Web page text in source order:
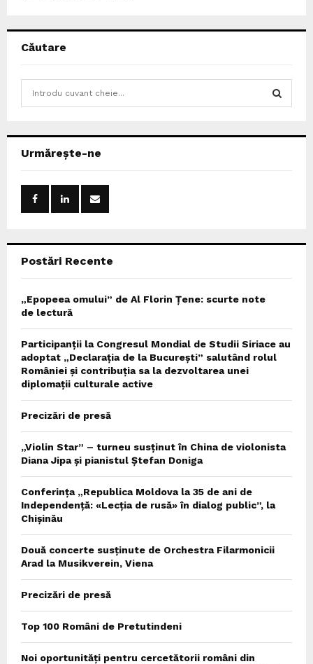
Căutare
h
Urmărește-ne
Postări Recente
„Epopeea omului” de Al Florin Țene: scurte note
de lectură
Participanții la Congresul Mondial de Studii Siriace au
adoptat „Declarația de la București” salutând rolul
României și contribuția sa la dezvoltarea unei
diplomații culturale active
Precizări de presă
„Violin Star” – turneu susținut în China de violonista
Diana Jipa și pianistul Ștefan Doniga
Conferința „Republica Moldova la 35 de ani de
Independență: «Lecția de rusă» în dialog public”, la
Chișinău
Două concerte susținute de Orchestra Filarmonicii
Arad la Musikverein, Viena
Precizări de presă
Top 100 Români de Pretutindeni
Noi oportunități pentru cercetătorii români din